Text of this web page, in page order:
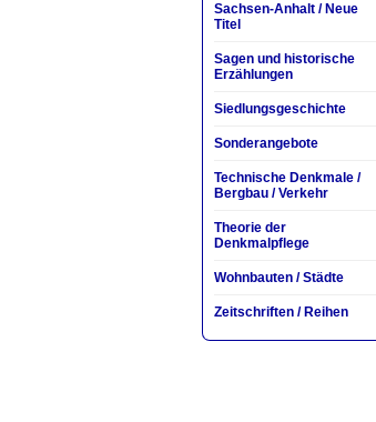
Sachsen-Anhalt / Neue
Titel
Sagen und historische
Erzählungen
Siedlungsgeschichte
Sonderangebote
Technische Denkmale /
Bergbau / Verkehr
Theorie der
Denkmalpflege
Wohnbauten / Städte
Zeitschriften / Reihen